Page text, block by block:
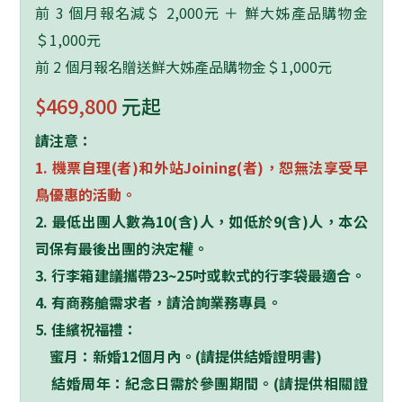
前 3 個月報名減＄ 2,000元 ＋ 鮮大姊產品購物金
＄1,000元
前 2 個月報名贈送鮮大姊產品購物金＄1,000元
$469,800元起
請注意：
1. 機票自理(者)和外站Joining(者) ，恕無法享受早
鳥優惠的活動。
2. 最低出團人數為10(含)人，如低於9(含)人，本公
司保有最後出團的決定權。
3.行李箱建議攜帶23~25吋或軟式的行李袋最適合。
4.有商務艙需求者，請洽詢業務專員。
5.佳繽祝福禮：
蜜月：新婚12個月內。 (請提供結婚證明書)
結婚周年：紀念日需於參團期間。 (請提供相關證